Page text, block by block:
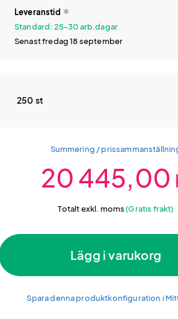
Leveranstid
Standard: 25-30 arb.dagar
Senast fredag 18 september
250 st
Summering /
20 445,00
Totalt exkl. moms(Gratis frakt)
Lägg i varukorg
Spara denna produktkonfiguration i